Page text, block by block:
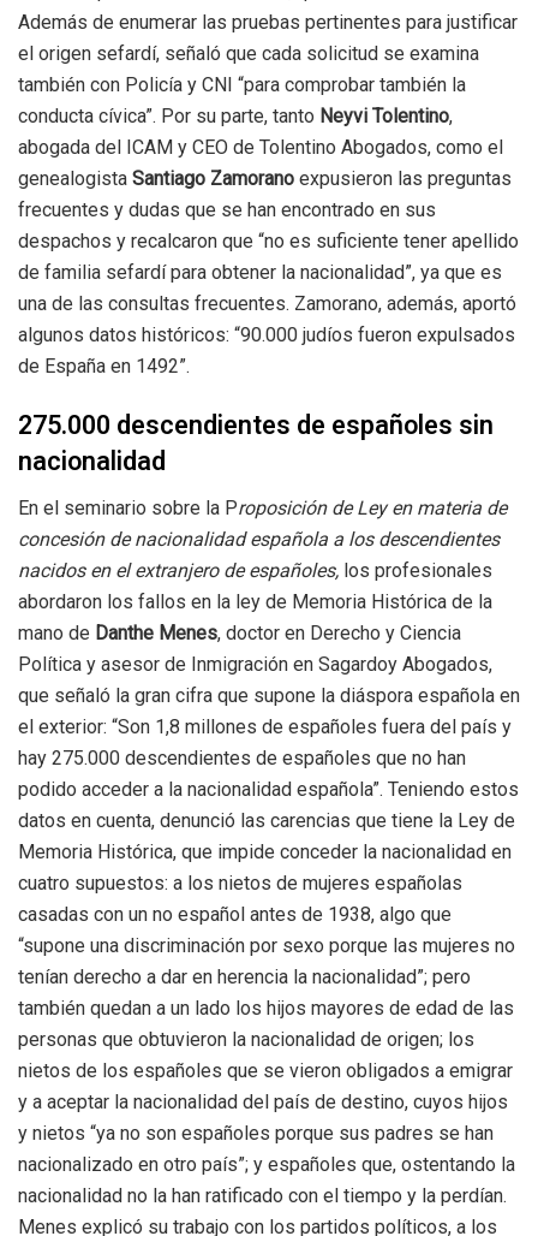
Además de enumerar las pruebas pertinentes para justificar
el origen sefardí, señaló que cada solicitud se examina
también con Policía y CNI “para comprobar también la
conducta cívica”. Por su parte, tanto Neyvi Tolentino,
abogada del ICAM y CEO de Tolentino Abogados, como el
genealogista Santiago Zamorano expusieron las preguntas
frecuentes y dudas que se han encontrado en sus
despachos y recalcaron que “no es suficiente tener apellido
de familia sefardí para obtener la nacionalidad”, ya que es
una de las consultas frecuentes. Zamorano, además, aportó
algunos datos históricos: “90.000 judíos fueron expulsados
de España en 1492”.
275.000 descendientes de españoles sin
nacionalidad
En el seminario sobre la Proposición de Ley en materia de
concesión de nacionalidad española a los descendientes
nacidos en el extranjero de españoles, los profesionales
abordaron los fallos en la ley de Memoria Histórica de la
mano de Danthe Menes, doctor en Derecho y Ciencia
Política y asesor de Inmigración en Sagardoy Abogados,
que señaló la gran cifra que supone la diáspora española en
el exterior: “Son 1,8 millones de españoles fuera del país y
hay 275.000 descendientes de españoles que no han
podido acceder a la nacionalidad española”. Teniendo estos
datos en cuenta, denunció las carencias que tiene la Ley de
Memoria Histórica, que impide conceder la nacionalidad en
cuatro supuestos: a los nietos de mujeres españolas
casadas con un no español antes de 1938, algo que
“supone una discriminación por sexo porque las mujeres no
tenían derecho a dar en herencia la nacionalidad”; pero
también quedan a un lado los hijos mayores de edad de las
personas que obtuvieron la nacionalidad de origen; los
nietos de los españoles que se vieron obligados a emigrar
y a aceptar la nacionalidad del país de destino, cuyos hijos
y nietos “ya no son españoles porque sus padres se han
nacionalizado en otro país”; y españoles que, ostentando la
nacionalidad no la han ratificado con el tiempo y la perdían.
Menes explicó su trabajo con los partidos políticos, a los